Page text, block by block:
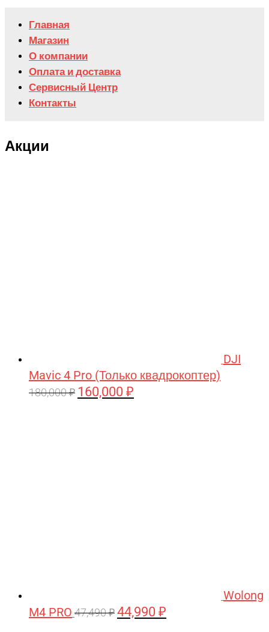
Главная
Магазин
О компании
Оплата и доставка
Сервисный Центр
Контакты
Акции
DJI
Mavic 4 Pro (Только квадрокоптер)
180,000₽ Первоначальная
160,000 ₽
Wolong
M4 PRO 47,490₽ Первоначальная
44,990 ₽